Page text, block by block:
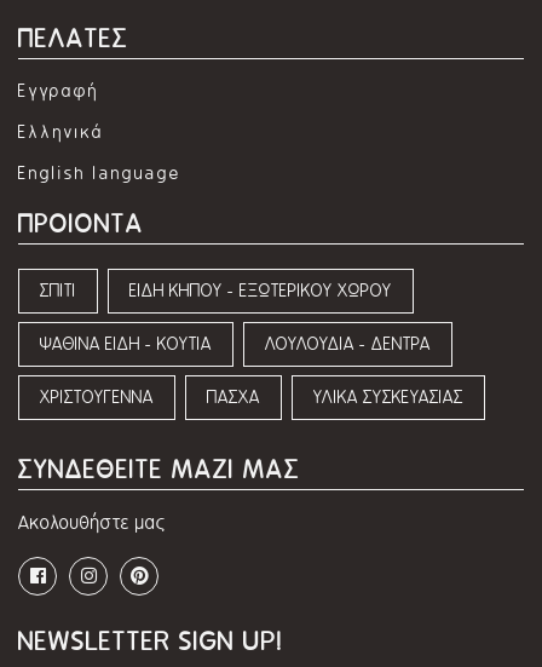
ΠΕΛΑΤΕΣ
Εγγραφή
Ελληνικά
English language
ΠΡΟΙΟΝΤΑ
ΣΠΙΤΙ ΕΙΔΗ ΚΗΠΟΥ - ΕΞΩΤΕΡΙΚΟΥ ΧΩΡΟΥ
ΨΑΘΙΝΑ ΕΙΔΗ - ΚΟΥΤΙΑ ΛΟΥΛΟΥΔΙΑ - ΔΕΝΤΡΑ
ΧΡΙΣΤΟΥΓΕΝΝΑ ΠΑΣΧΑ ΥΛΙΚΑ ΣΥΣΚΕΥΑΣΙΑΣ
ΣΥΝΔΕΘΕΙΤΕ ΜΑΖΙ ΜΑΣ
Ακολουθήστε μας
NEWSLETTER SIGN UP!